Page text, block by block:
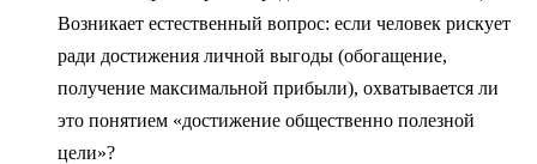
Возникает естественный вопрос: если человек рискует
ради достижения личной выгоды (обогащение,
получение максимальной прибыли), охватывается ли
это понятием «достижение общественно полезной
цели»?